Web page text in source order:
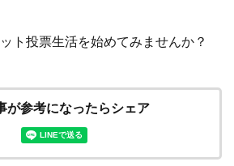
ト投票生活を始めてみませんか？
が参考になったらシェア